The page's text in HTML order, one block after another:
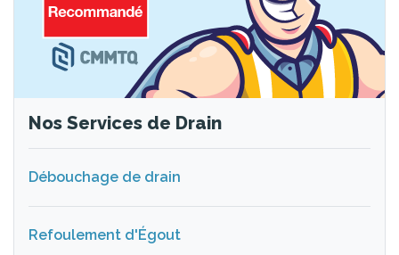
Nos Services de Drain
Débouchage de drain
Refoulement d'Égout